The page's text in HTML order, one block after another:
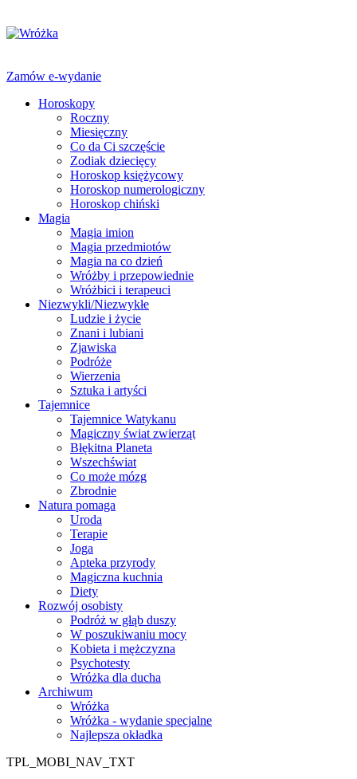
Zamów e-wydanie
Horoskopy
Roczny
Miesięczny
Co da Ci szczęście
Zodiak dziecięcy
Horoskop księżycowy
Horoskop numerologiczny
Horoskop chiński
Magia
Magia imion
Magia przedmiotów
Magia na co dzień
Wróżby i przepowiednie
Wróżbici i terapeuci
Niezwykli/Niezwykłe
Ludzie i życie
Znani i lubiani
Zjawiska
Podróże
Wierzenia
Sztuka i artyści
Tajemnice
Tajemnice Watykanu
Magiczny świat zwierząt
Błękitna Planeta
Wszechświat
Co może mózg
Zbrodnie
Natura pomaga
Uroda
Terapie
Joga
Apteka przyrody
Magiczna kuchnia
Diety
Rozwój osobisty
Podróż w głąb duszy
W poszukiwaniu mocy
Kobieta i mężczyzna
Psychotesty
Wróżka dla ducha
Archiwum
Wróżka
Wróżka - wydanie specjalne
Najlepsza okładka
TPL_MOBI_NAV_TXT